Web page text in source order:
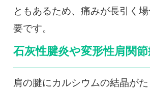
ともあるため、痛みが長引く
要です。
石灰性腱炎や変形性肩関
肩の腱にカルシウムの結晶が